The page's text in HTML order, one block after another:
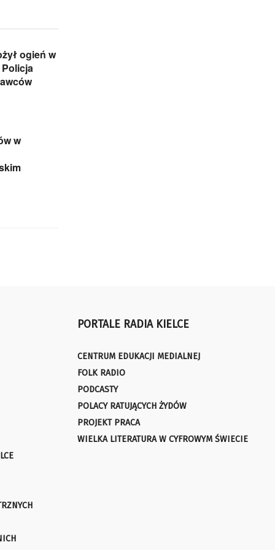
ogień w
w
PORTALE RADIA KIELCE
CENTRUM EDUKACJI MEDIALNEJ
FOLK RADIO
PODCASTY
POLACY RATUJĄCYCH ŻYDÓW
PROJEKT PRACA
WIELKA LITERATURA W CYFROWYM ŚWIECIE